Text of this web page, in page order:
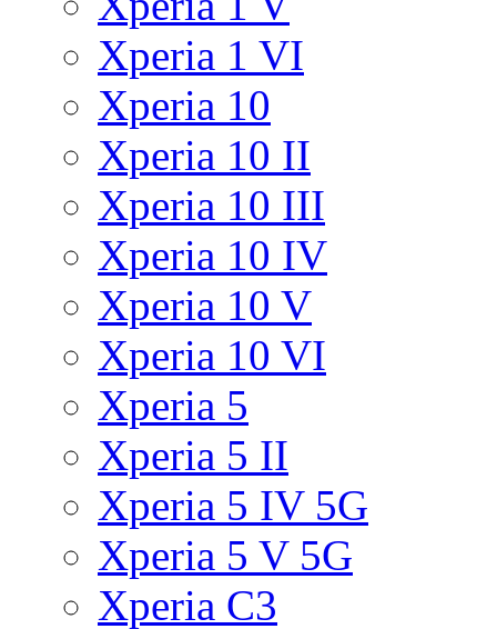
Xperia 1 VI
Xperia 10
Xperia 10 II
Xperia 10 III
Xperia 10 IV
Xperia 10 V
Xperia 10 VI
Xperia 5
Xperia 5 II
Xperia 5 IV 5G
Xperia 5 V 5G
Xperia C3